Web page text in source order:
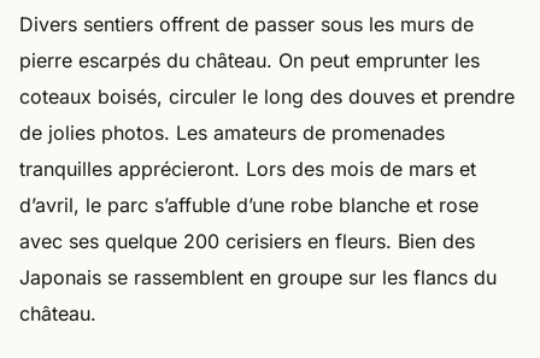
Divers sentiers offrent de passer sous les murs de
pierre escarpés du château. On peut emprunter les
coteaux boisés, circuler le long des douves et prendre
de jolies photos. Les amateurs de promenades
tranquilles apprécieront. Lors des mois de mars et
d’avril, le parc s’affuble d’une robe blanche et rose
avec ses quelque 200 cerisiers en fleurs. Bien des
Japonais se rassemblent en groupe sur les flancs du
château.